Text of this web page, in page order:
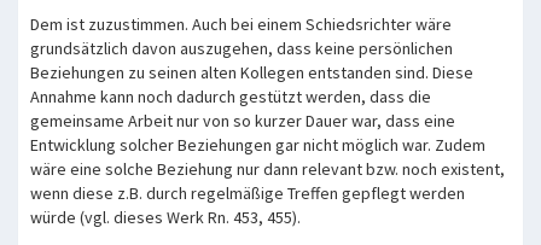
Dem ist zuzustimmen. Auch bei einem Schiedsrichter wäre
grundsätzlich davon auszugehen, dass keine persönlichen
Beziehungen zu seinen alten Kollegen entstanden sind. Diese
Annahme kann noch dadurch gestützt werden, dass die
gemeinsame Arbeit nur von so kurzer Dauer war, dass eine
Entwicklung solcher Beziehungen gar nicht möglich war. Zudem
wäre eine solche Beziehung nur dann relevant bzw. noch existent,
wenn diese z.B. durch regelmäßige Treffen gepflegt werden
würde (vgl. dieses Werk Rn. 453, 455).